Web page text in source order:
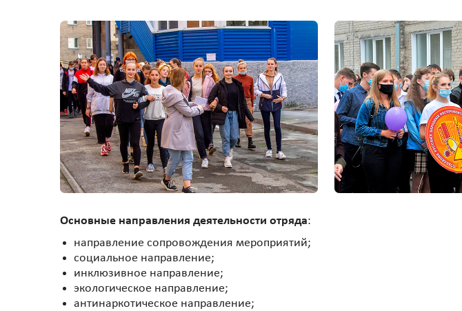
Основные направления деятельности отряда:
направление сопровождения мероприятий;
социальное направление;
инклюзивное направление;
экологическое направление;
антинаркотическое направление;